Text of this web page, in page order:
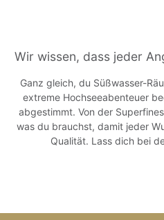
Wir wissen, dass jeder
Ganz gleich, du Süßwasser-
extreme Hochseeabenteuer
abgestimmt. Von der
was du brauchst, damit jeder
Qualität. Lass dich bei